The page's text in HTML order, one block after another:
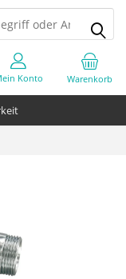
Warenkorb
Konto